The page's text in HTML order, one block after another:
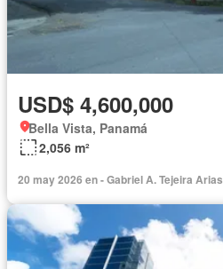
USD$ 4,600,000
Bella Vista, Panamá
2,056 m²
20 may 2026 en - Gabriel A. Tejeira Arias